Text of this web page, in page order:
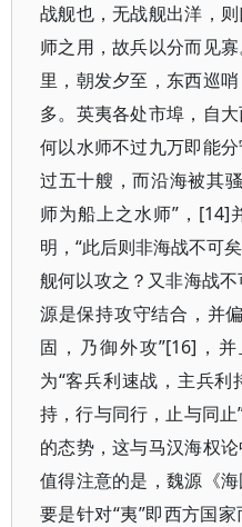
战舰也，无战舰出洋，
师之用，故兵以分而见
里，朝发夕至，东西巡
多。英夷各处市埠，自
何以水师不过九万即能
过五十艘，而沿海被其骚
师为船上之水师”，[14]
明，“此后则非海战不可
舰何以攻之？又非海战
源是保持攻守结合，并
固，乃御外攻”[16]，
为“客兵利速战，主兵
持，行与同行，止与同
的态势，这与马汉海权
值得注意的是，魏源《
要是针对“夷”即西方国